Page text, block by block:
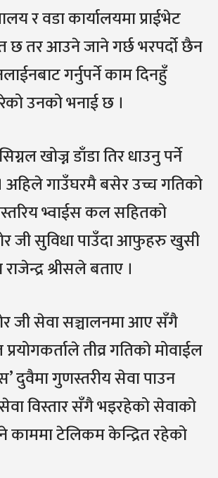
र वडा कार्यालयमा प्राईभेट
छ तर आउने जाने गर्छ भरपर्दो छैन
गर्नुपर्ने काम दिनहुँ
उनको भनाई छ ।
खोज्न डाँडा तिर धाउनु पर्ने
अहिले गाउँघरमै बसेर उच्च गतिको
भ्वाईस कल सहितको
जी सुविधा पाउँदा आफुहरु खुसी
श्रीसले बताए ।
जी सेवा सञ्चालनमा आए सँगै
तीव्र गतिको मोवाईल
दुवैमा गुणस्तरीय सेवा पाउन
विस्तार सँगै भइरहेको सेवाको
काममा टेलिकम केन्द्रित रहेको